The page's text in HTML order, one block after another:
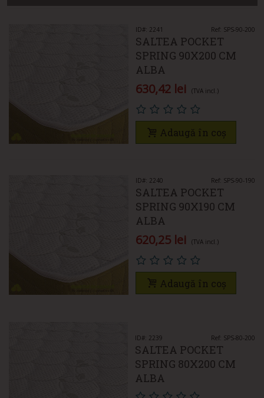
ID#: 2241 Ref: SPS-90-200
SALTEA POCKET
SPRING 90X200 CM
ALBA
630,42 lei (TVA incl.)
Adaugă în coș
ID#: 2240 Ref: SPS-90-190
SALTEA POCKET
SPRING 90X190 CM
ALBA
620,25 lei (TVA incl.)
Adaugă în coș
ID#: 2239 Ref: SPS-80-200
SALTEA POCKET
SPRING 80X200 CM
ALBA